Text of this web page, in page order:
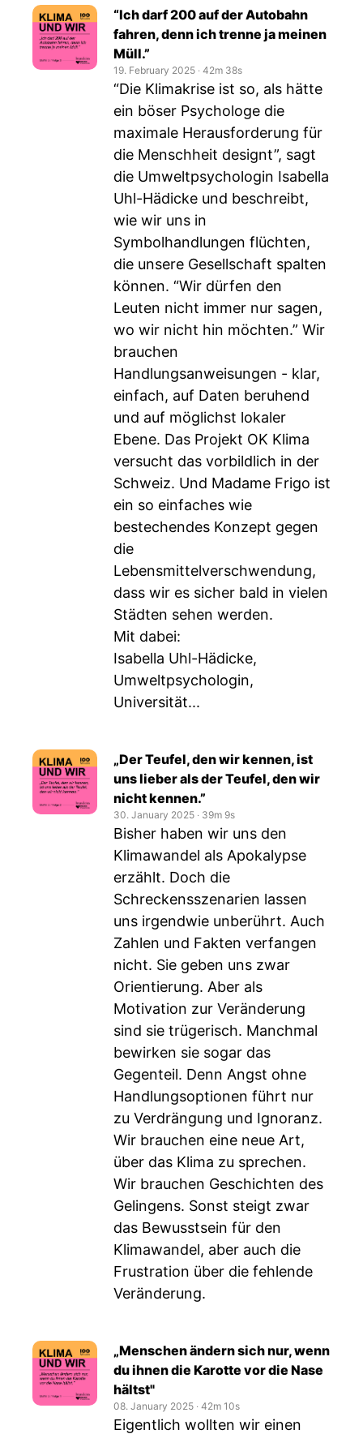
“Ich darf 200 auf der Autobahn
fahren, denn ich trenne ja meinen
Müll.”
19. February 2025 ‧ 42m 38s
“Die Klimakrise ist so, als hätte
ein böser Psychologe die
maximale Herausforderung für
die Menschheit designt”, sagt
die Umweltpsychologin Isabella
Uhl-Hädicke und beschreibt,
wie wir uns in
Symbolhandlungen flüchten,
die unsere Gesellschaft spalten
können. “Wir dürfen den
Leuten nicht immer nur sagen,
wo wir nicht hin möchten.” Wir
brauchen
Handlungsanweisungen - klar,
einfach, auf Daten beruhend
und auf möglichst lokaler
Ebene. Das Projekt OK Klima
versucht das vorbildlich in der
Schweiz. Und Madame Frigo ist
ein so einfaches wie
bestechendes Konzept gegen
die
Lebensmittelverschwendung,
dass wir es sicher bald in vielen
Städten sehen werden.
Mit dabei:
Isabella Uhl-Hädicke,
Umweltpsychologin,
Universität...
„Der Teufel, den wir kennen, ist
uns lieber als der Teufel, den wir
nicht kennen.”
30. January 2025 ‧ 39m 9s
Bisher haben wir uns den
Klimawandel als Apokalypse
erzählt. Doch die
Schreckensszenarien lassen
uns irgendwie unberührt. Auch
Zahlen und Fakten verfangen
nicht. Sie geben uns zwar
Orientierung. Aber als
Motivation zur Veränderung
sind sie trügerisch. Manchmal
bewirken sie sogar das
Gegenteil. Denn Angst ohne
Handlungsoptionen führt nur
zu Verdrängung und Ignoranz.
Wir brauchen eine neue Art,
über das Klima zu sprechen.
Wir brauchen Geschichten des
Gelingens. Sonst steigt zwar
das Bewusstsein für den
Klimawandel, aber auch die
Frustration über die fehlende
Veränderung.
„Menschen ändern sich nur, wenn
du ihnen die Karotte vor die Nase
hältst"
08. January 2025 ‧ 42m 10s
Eigentlich wollten wir einen